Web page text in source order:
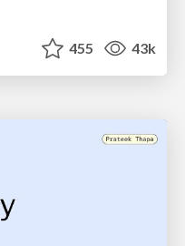
455 43k